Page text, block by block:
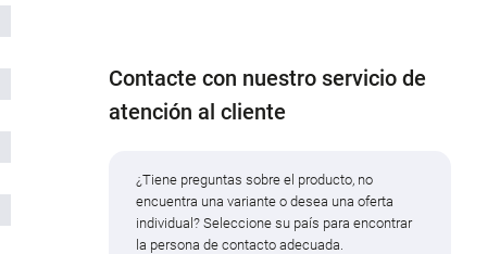
Contacte con nuestro servicio de
atención al cliente
¿Tiene preguntas sobre el producto, no
encuentra una variante o desea una oferta
individual? Seleccione su país para encontrar
la persona de contacto adecuada.